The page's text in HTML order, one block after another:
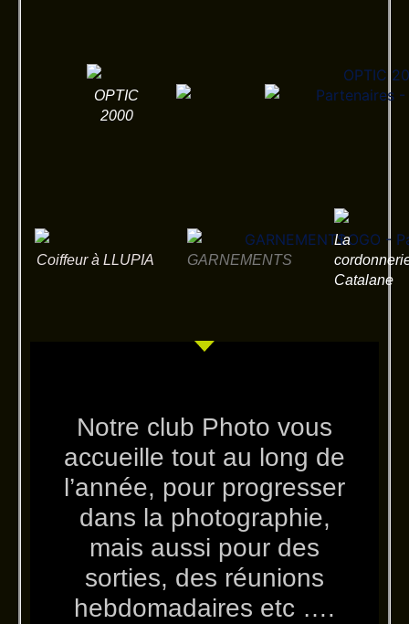
OPTIC
2000
Coiffeur à LLUPIA GARNEMENTS
La
Catalane
Notre club Photo vous
accueille tout au long de
l’année, pour progresser
dans la photographie,
mais aussi pour des
sorties, des réunions
hebdomadaires etc ….